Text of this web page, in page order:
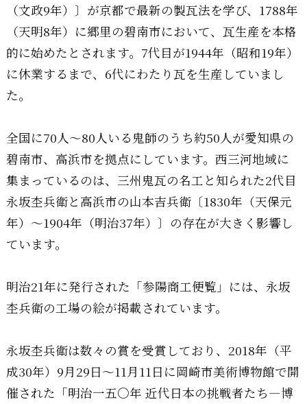
（文政9年）〕が京都で最新の製瓦法を学び、1788年
（天明8年）に郷里の碧南市において、瓦生産を本格
的に始めたとされます。7代目が1944年（昭和19年）
に休業するまで、6代にわたり瓦を生産していまし
た。
全国に70人～80人いる鬼師のうち約50人が愛知県の
碧南市、高浜市を拠点にしています。西三河地域に
集まっているのは、三州鬼瓦の名工と知られた2代目
永坂杢兵衛と高浜市の山本吉兵衛〔1830年（天保元
年）～1904年（明治37年）〕の存在が大きく影響し
ています。
明治21年に発行された「参陽商工便覧」には、永坂
杢兵衛の工場の絵が掲載されています。
永坂杢兵衛は数々の賞を受賞しており、2018年（平
成30年）9月29日～11月11日に岡崎市美術博物館で開
催された「明治一五〇年 近代日本の挑戦者たち―博